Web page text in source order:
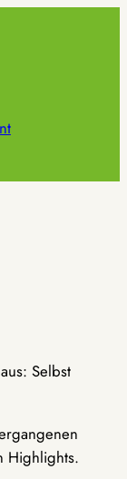
Selbst
Highlights.